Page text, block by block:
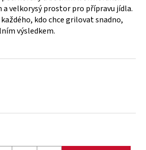
a velkorysý prostor pro přípravu jídla.
kdo chce grilovat snadno,
výsledkem.